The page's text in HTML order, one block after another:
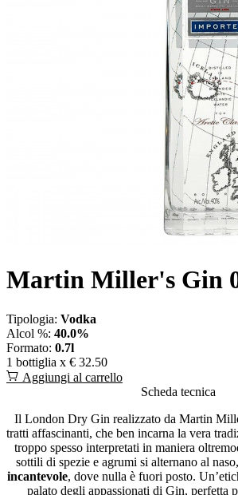
Martin Miller's Gin
Tipologia: Vodka
Alcol %: 40.0%
Formato: 0.7l
1 bottiglia x € 32.50
Aggiungi al carrello
Scheda tecnica
Il London Dry Gin realizzato da Martin
tratti affascinanti, che ben incarna la vera
troppo spesso interpretati in maniera
sottili di spezie e agrumi si alternano al
incantevole, dove nulla è fuori posto.
palato degli appassionati di Gin, perfetta